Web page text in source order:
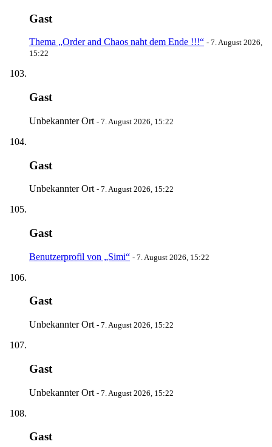
Gast
Thema „Order and Chaos naht dem Ende !!!“ - 7. August 2026,
15:22
Gast
Unbekannter Ort - 7. August 2026, 15:22
Gast
Unbekannter Ort - 7. August 2026, 15:22
Gast
Benutzerprofil von „Simi“ - 7. August 2026, 15:22
Gast
Unbekannter Ort - 7. August 2026, 15:22
Gast
Unbekannter Ort - 7. August 2026, 15:22
Gast